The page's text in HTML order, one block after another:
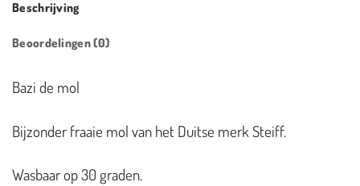
Beschrijving
Beoordelingen (0)
Bazi de mol
Bijzonder fraaie mol van het Duitse merk Steiff.
Wasbaar op 30 graden.